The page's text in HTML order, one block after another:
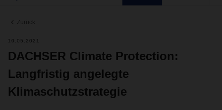
Zurück
10.05.2021
DACHSER Climate Protection:
Langfristig angelegte
Klimaschutzstrategie